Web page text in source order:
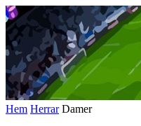
Hem Herrar Damer